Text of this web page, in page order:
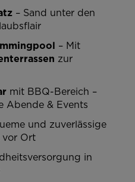
– Sand unter den
– Mit
zur
mit BBQ-Bereich –
Abende & Events
und zuverlässige
vor Ort
in